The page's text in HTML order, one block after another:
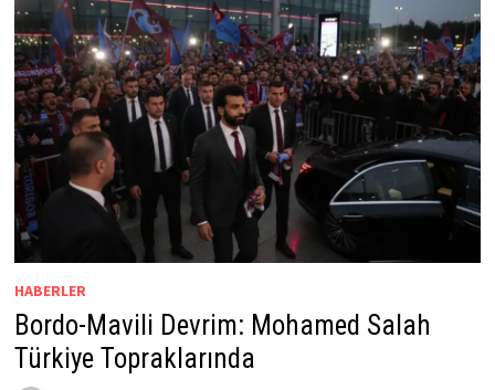
HABERLER
Bordo-Mavili Devrim: Mohamed Salah
Türkiye Topraklarında